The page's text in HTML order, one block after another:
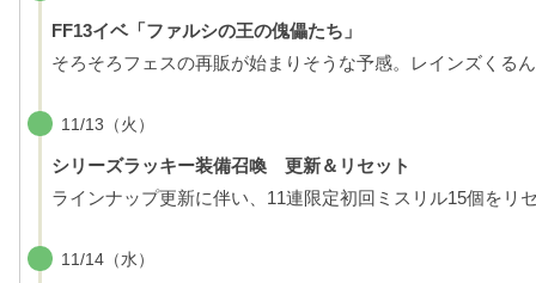
FF13イベ「ファルシの王の傀儡たち」
そろそろフェスの再販が始まりそうな予感。レインズくる
11/13（火）
シリーズラッキー装備召喚 更新＆リセット
ラインナップ更新に伴い、11連限定初回ミスリル15個をリ
11/14（水）